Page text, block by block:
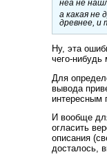
неа не
а какая не
древнее, и
Ну, эта
чего-нибудь
Для
вывода
интересным
И вообще
огласить
описания
досталось,